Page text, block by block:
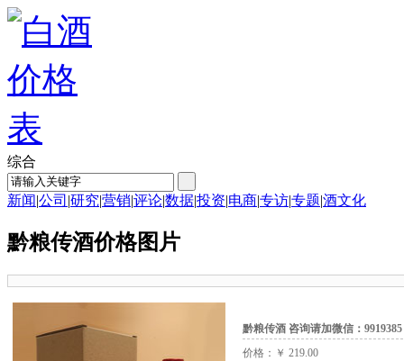
综合
新闻|公司 |研究|营销|评论|数据|投资|电商|专访|专题|酒文化
黔粮传酒价格图片
黔粮传酒 咨询请加微信：9919385
价格：￥ 219.00